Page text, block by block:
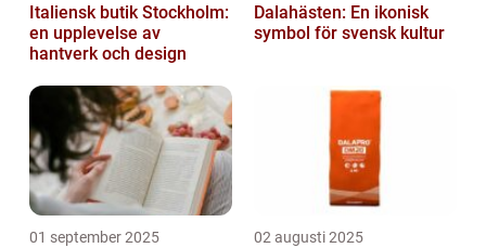
Italiensk butik Stockholm:
en upplevelse av
hantverk och design
Dalahästen: En ikonisk
symbol för svensk kultur
01 september 2025 02 augusti 2025